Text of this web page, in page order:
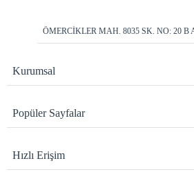
ÖMERCİKLER MAH. 8035 SK. NO: 20
Kurumsal
Popüler Sayfalar
Hızlı Erişim